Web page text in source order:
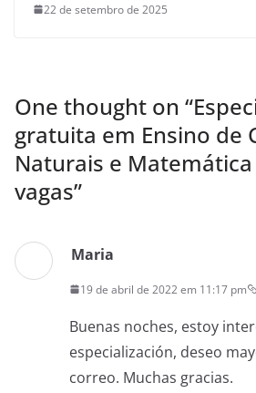
22 de setembro de 2025
One thought on “
gratuita em Ensino de
Naturais e
vagas”
Maria
19 de abril de 2022 em 11:17 pm
Buenas noches, estoy
especialización, deseo
correo. Muchas gracias.